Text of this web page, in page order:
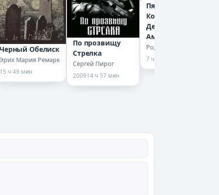
Черный Обелиск
Эрих Мария Ремарк
15 ч 49 мин
По прозвищу
Стрелка
Сергей Пирог
200914 ч 57 мин
Пятикнижие
Корвина: 1.1.
Девять принцев
Амбера
Роджер Желязны
7 ч 57 мин